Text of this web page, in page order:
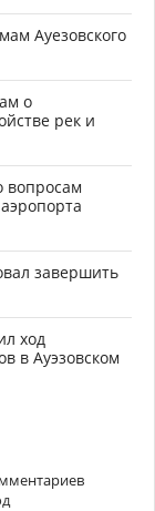
Ауезовского
о
рек и
вопросам
завершить
ход
в Ауэзовском